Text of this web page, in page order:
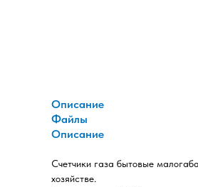
Описание
Файлы
Описание
Счетчики газа бытовые
хозяйстве.